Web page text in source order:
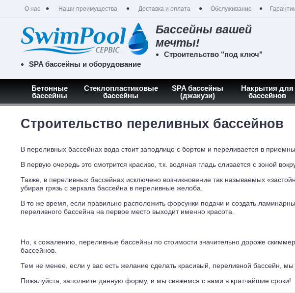
О нас Наши преимущества Доставка и оплата Обслуживание
Бассейны вашей
мечты!
Строительство "под ключ"
SPA бассейны и оборудование
Бетонные
бассейны
Стеклопластиковые
бассейны
SPA бассейны
(джакузи)
Накрытия для
бассейнов
Главная Капитальные бассейны Переливные бассейны
Строительство переливных бассейнов
В переливных бассейнах вода стоит заподлицо с бортом и переливается в
В первую очередь это смотрится красиво, т.к. водяная гладь сливается с зоной
Также, в переливных бассейнах исключено возникновение так называемых
убирая грязь с зеркала бассейна в переливные желоба.
В то же время, если правильно расположить форсунки подачи и создать
переливного бассейна на первое место выходит именно красота.
Но, к сожалению, переливные бассейны по стоимости значительно дороже
бассейнов.
Тем не менее, если у вас есть желание сделать красивый, переливной бассейн,
Пожалуйста, заполните данную форму, и мы свяжемся с вами в кратчайшие сроки!